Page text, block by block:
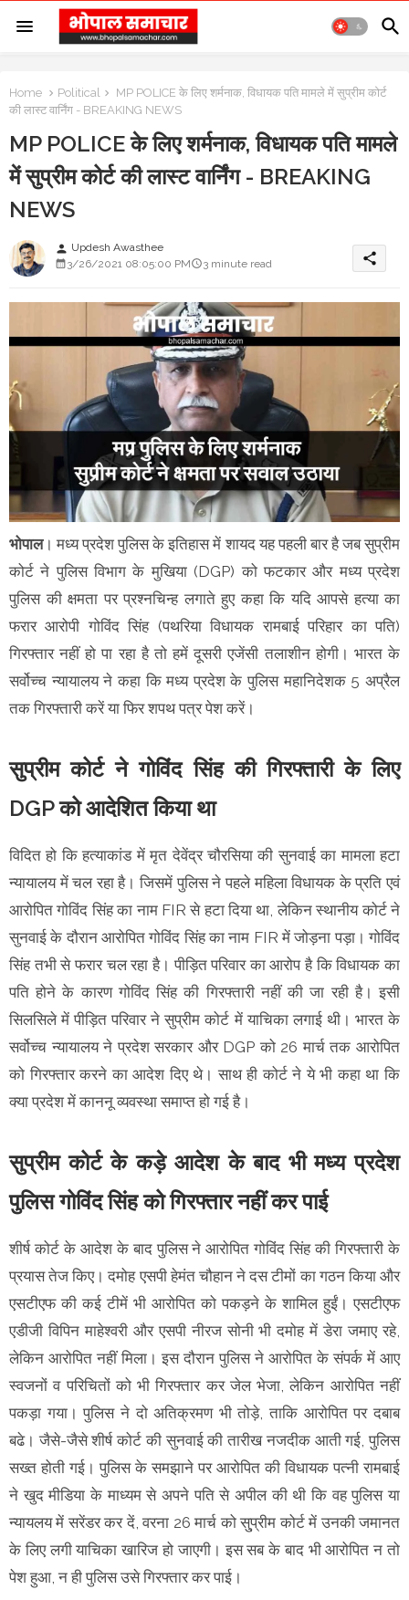
Home Political
MP POLICE के लिए शर्मनाक, विधायक पति मामले में सुप्रीम कोर्ट
की लास्ट वार्निंग - BREAKING NEWS
MP POLICE के लिए शर्मनाक, विधायक पति मामले
में सुप्रीम कोर्ट की लास्ट वार्निंग - BREAKING
NEWS
person Updesh Awasthee
3/26/2021 08:05:00 PM
3 minute read share
भोपाल। मध्य प्रदेश पुलिस के इतिहास में शायद यह पहली बार है जब सुप्रीम
कोर्ट ने पुलिस विभाग के मुखिया (DGP) को फटकार और मध्य प्रदेश
पुलिस की क्षमता पर प्रश्नचिन्ह लगाते हुए कहा कि यदि आपसे हत्या का
फरार आरोपी गोविंद सिंह (पथरिया विधायक रामबाई परिहार का पति)
गिरफ्तार नहीं हो पा रहा है तो हमें दूसरी एजेंसी तलाशीन होगी। भारत के
सर्वोच्च न्यायालय ने कहा कि मध्य प्रदेश के पुलिस महानिदेशक 5 अप्रैल
तक गिरफ्तारी करें या फिर शपथ पत्र पेश करें।
सुप्रीम कोर्ट ने गोविंद सिंह की गिरफ्तारी के लिए
DGP को आदेशित किया था
विदित हो कि हत्याकांड में मृत देवेंद्र चौरसिया की सुनवाई का मामला हटा
न्यायालय में चल रहा है। जिसमें पुलिस ने पहले महिला विधायक के प्रति एवं
आरोपित गोविंद सिंह का नाम FIR से हटा दिया था, लेकिन स्थानीय कोर्ट ने
सुनवाई के दौरान आरोपित गोविंद सिंह का नाम FIR में जोड़ना पड़ा। गोविंद
सिंह तभी से फरार चल रहा है। पीड़ित परिवार का आरोप है कि विधायक का
पति होने के कारण गोविंद सिंह की गिरफ्तारी नहीं की जा रही है। इसी
सिलसिले में पीड़ित परिवार ने सुप्रीम कोर्ट में याचिका लगाई थी। भारत के
सर्वोच्च न्यायालय ने प्रदेश सरकार और DGP को 26 मार्च तक आरोपित
को गिरफ्तार करने का आदेश दिए थे। साथ ही कोर्ट ने ये भी कहा था कि
क्या प्रदेश में काननू व्यवस्था समाप्त हो गई है।
सुप्रीम कोर्ट के कड़े आदेश के बाद भी मध्य प्रदेश
पुलिस गोविंद सिंह को गिरफ्तार नहीं कर पाई
शीर्ष कोर्ट के आदेश के बाद पुलिस ने आरोपित गोविंद सिंह की गिरफ्तारी के
प्रयास तेज किए। दमोह एसपी हेमंत चौहान ने दस टीमों का गठन किया और
एसटीएफ की कई टीमें भी आरोपित को पकड़ने के शामिल हुईं। एसटीएफ
एडीजी विपिन माहेश्वरी और एसपी नीरज सोनी भी दमोह में डेरा जमाए रहे,
लेकिन आरोपित नहीं मिला। इस दौरान पुलिस ने आरोपित के संपर्क में आए
स्वजनों व परिचितों को भी गिरफ्तार कर जेल भेजा, लेकिन आरोपित नहीं
पकड़ा गया। पुलिस ने दो अतिक्रमण भी तोड़े, ताकि आरोपित पर दबाब
बढे। जैसे-जैसे शीर्ष कोर्ट की सुनवाई की तारीख नजदीक आती गई, पुलिस
सख्त होती गई। पुलिस के समझाने पर आरोपित की विधायक पत्नी रामबाई
ने खुद मीडिया के माध्यम से अपने पति से अपील की थी कि वह पुलिस या
न्यायलय में सरेंडर कर दें, वरना 26 मार्च को सु्प्रीम कोर्ट में उनकी जमानत
के लिए लगी याचिका खारिज हो जाएगी। इस सब के बाद भी आरोपित न तो
पेश हुआ, न ही पुलिस उसे गिरफ्तार कर पाई।